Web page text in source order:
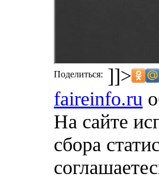
Поделиться: ]]>
faireinfo.ru
На сайте
сбора